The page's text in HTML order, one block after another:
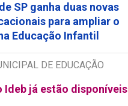
SP ganha duas novas
para ampliar o
Educação Infantil
DE EDUCAÇÃO
Ideb já estão disponíveis